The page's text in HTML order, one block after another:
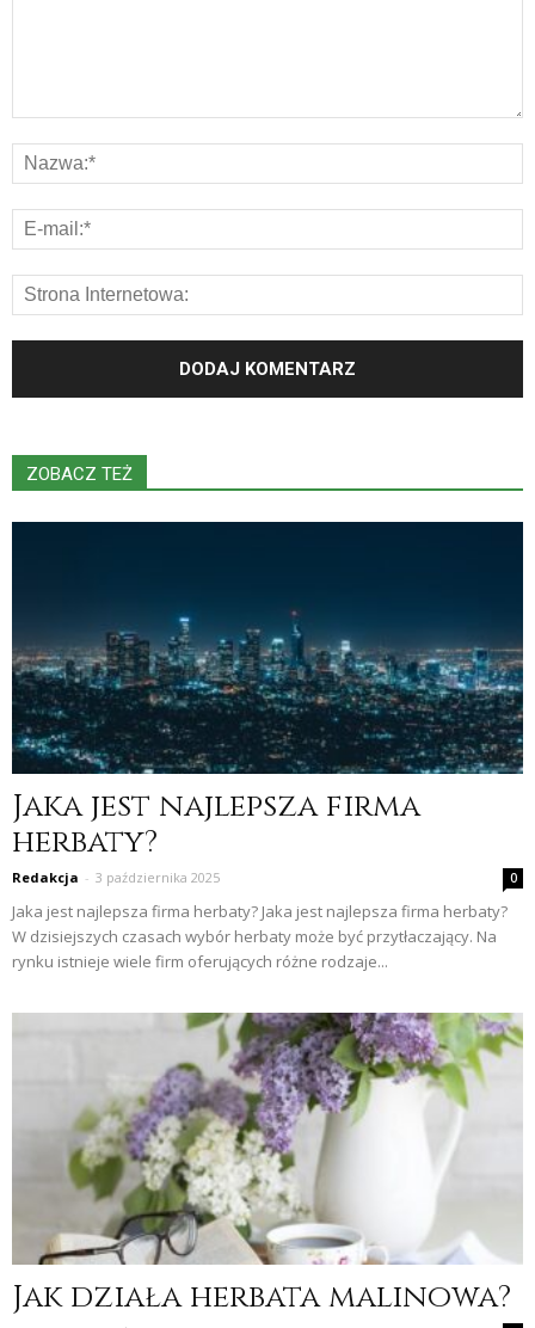
ZOBACZ TEŻ
Jaka jest najlepsza firma
herbaty?
Redakcja - 3 października 2025 0
Jaka jest najlepsza firma herbaty? Jaka jest najlepsza firma herbaty?
W dzisiejszych czasach wybór herbaty może być przytłaczający. Na
rynku istnieje wiele firm oferujących różne rodzaje...
Jak działa herbata malinowa?